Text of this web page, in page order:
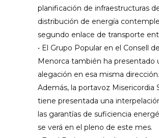
planificación de infraestructuras
distribución de energía
segundo enlace de transporte
• El Grupo Popular en el Consell de
Menorca también ha presentado
alegación en esa misma dirección.
Además, la portavoz Misericordia
tiene presentada una
las garantías de suficiencia
se verá en el pleno de este mes.